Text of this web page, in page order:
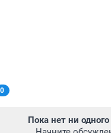
0
Пока нет ни